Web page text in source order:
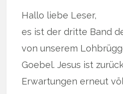
Hallo liebe Leser,
es ist der dritte Band
von unserem
Goebel. Jesus ist
Erwartungen erneut